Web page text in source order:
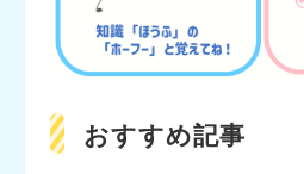
おすすめ記事